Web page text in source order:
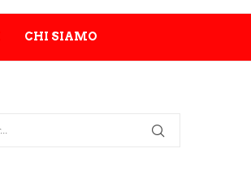
CHI SIAMO